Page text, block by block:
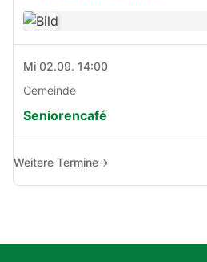
Mi 02.09. 14:00
Gemeinde
Seniorencafé
Weitere Termine→